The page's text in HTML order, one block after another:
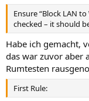
Ensure “Block LAN
checked – it should
Habe ich gemacht,
das war zuvor aber
Rumtesten
First Rule: